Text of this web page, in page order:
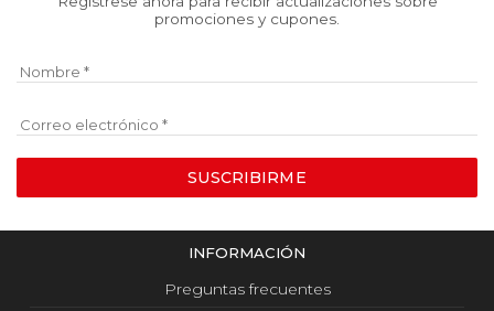
promociones y cupones.
Nombre
Correo electrónico
SUSCRIBIRME
INFORMACIÓN
Preguntas frecuentes